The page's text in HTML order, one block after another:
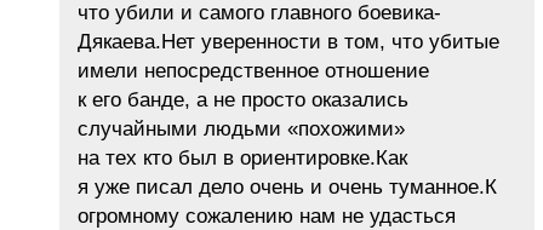
что убили и самого главного боевика-
Дякаева.Нет уверенности в том, что убитые
имели непосредственное отношение
к его банде, а не просто оказались
случайными людьми «похожими»
на тех кто был в ориентировке.Как
я уже писал дело очень и очень туманное.К
огромному сожалению нам не удасться